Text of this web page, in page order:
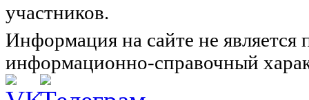
участников.
Информация на сайте не
информационно-справочный